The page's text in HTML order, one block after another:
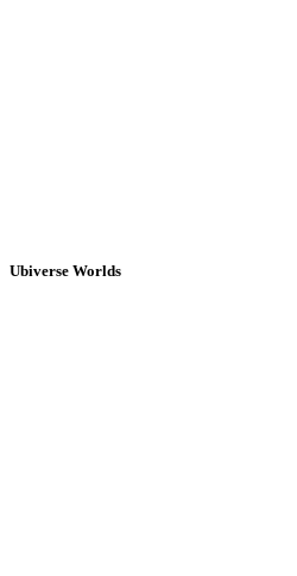
Ubiverse Worlds